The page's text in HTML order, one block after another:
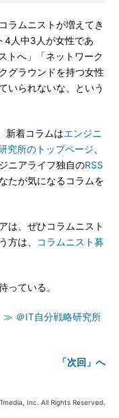
ラムニストが増えてき
4人中3人が女性であ
トへ」「ネットワーク
グラウンドを持つ女性
いられないな、という
新着コラムはエンジニ
究所のトップページ
ニアライフ独自のRSS
たが気になるコラムを
は、ぜひコラムニスト
方は、
コラムニスト募
っている。
≫ ＠IT自分戦略研究所
「次回」へ
Inc. All Rights Reserved.